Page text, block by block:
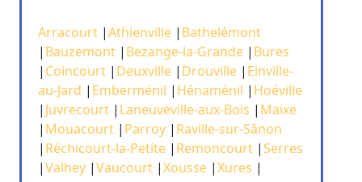
Arracourt |Athienville | Bathelémont
| Bauzemont | Bezange-la-Grande | Bures
| Coincourt | Deuxville | Drouville | Einville-
au-Jard | Emberménil | Hénaménil | Hoéville
| Juvrecourt | Laneuveville-aux-Bois | Maixe
| Mouacourt | Parroy | Raville-sur-Sânon
| Réchicourt-la-Petite | Remoncourt |Serres
|Valhey |Vaucourt |Xousse |Xures |